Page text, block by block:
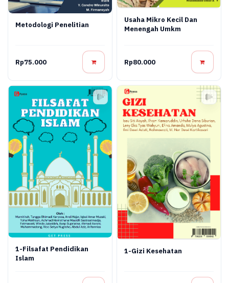
Metodologi Penelitian
Rp75.000
Usaha Mikro Kecil Dan
Menengah Umkm
Rp80.000
1-Filsafat Pendidikan
Islam
1-Gizi Kesehatan